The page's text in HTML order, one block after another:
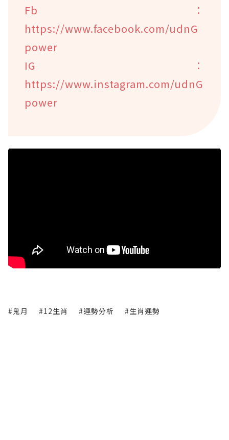
Fb：
https://www.facebook.com/udnG
power
IG：
https://www.instagram.com/udnG
power
#鬼月 #12生肖 #運勢分析 #生肖運勢